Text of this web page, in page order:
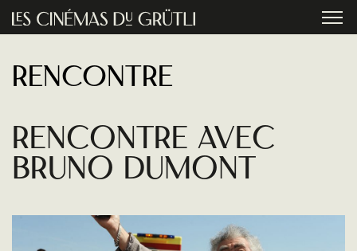
Aller au contenu principal
Rencontre
Rencontre Avec
Bruno Dumont